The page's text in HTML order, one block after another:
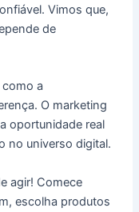
Vimos que,
de
a
O marketing
oportunidade real
no universo digital.
agir! Comece
escolha produtos